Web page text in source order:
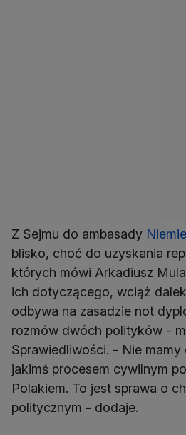
Z Sejmu do ambasady
blisko, choć do uzyskania
których mówi Arkadiusz
ich dotyczącego, wciąż
odbywa na zasadzie not
rozmów dwóch polityków -
Sprawiedliwości. - Nie mamy
jakimś procesem cywilnym
Polakiem. To jest sprawa o
politycznym - dodaje.